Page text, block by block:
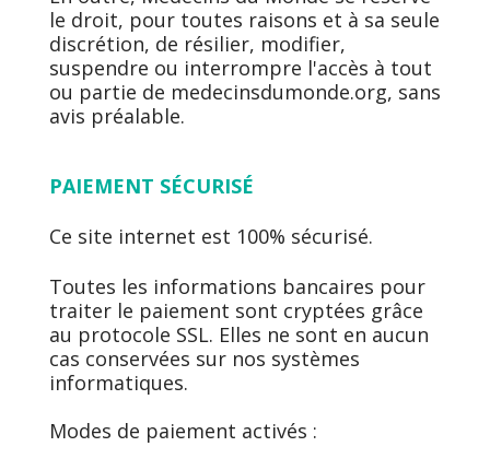
le droit, pour toutes raisons et à sa seule
discrétion, de résilier, modifier,
suspendre ou interrompre l'accès à tout
ou partie de medecinsdumonde.org, sans
avis préalable.
PAIEMENT SÉCURISÉ
Ce site internet est 100% sécurisé.
Toutes les informations bancaires pour
traiter le paiement sont cryptées grâce
au protocole SSL. Elles ne sont en aucun
cas conservées sur nos systèmes
informatiques.
Modes de paiement activés :